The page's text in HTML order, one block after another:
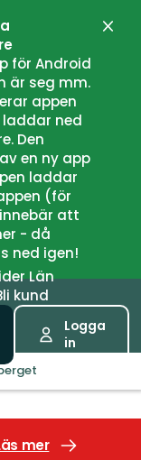
för Android
är seg mm.
appen
ned
Den
en ny app
laddar
(för
att
- då
ned igen!
Län
kund
Logga
in
mer